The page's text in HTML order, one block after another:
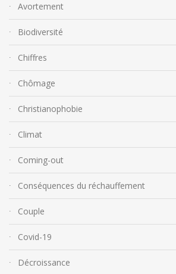
Avortement
Biodiversité
Chiffres
Chômage
Christianophobie
Climat
Coming-out
Conséquences du réchauffement
Couple
Covid-19
Décroissance